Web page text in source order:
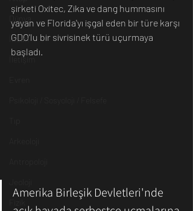
İnsan
İletişim
şirketi Oxitec, Zika ve dang hummasını
yayan ve Florida'yı işgal eden bir türe karşı
GDO'lu bir sivrisinek türü uçurmaya
başladı.
Amerika Birleşik Devletleri'nde